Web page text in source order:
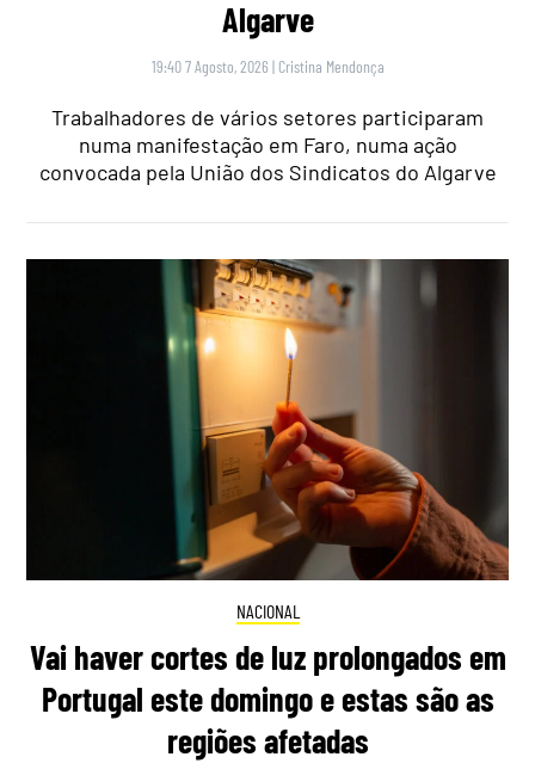
Algarve
19:40 7 Agosto, 2026 | Cristina Mendonça
Trabalhadores de vários setores participaram
numa manifestação em Faro, numa ação
convocada pela União dos Sindicatos do Algarve
NACIONAL
Vai haver cortes de luz prolongados em
Portugal este domingo e estas são as
regiões afetadas